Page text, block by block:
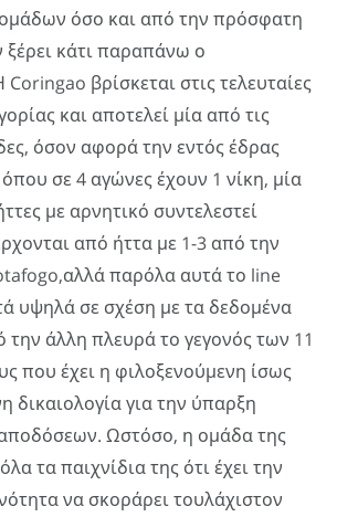
όσο και από την πρόσφατη
κάτι παραπάνω ο
βρίσκεται στις τελευταίες
και αποτελεί μία από τις
όσον αφορά την εντός έδρας
σε 4 αγώνες έχουν 1 νίκη, μία
με αρνητικό συντελεστεί
από ήττα με 1-3 από την
παρόλα αυτά το line
υψηλά σε σχέση με τα δεδομένα
άλλη πλευρά το γεγονός των 11
που έχει η φιλοξενούμενη ίσως
δικαιολογία για την ύπαρξη
αποδόσεων. Ωστόσο, η ομάδα της
τα παιχνίδια της ότι έχει την
να σκοράρει τουλάχιστον